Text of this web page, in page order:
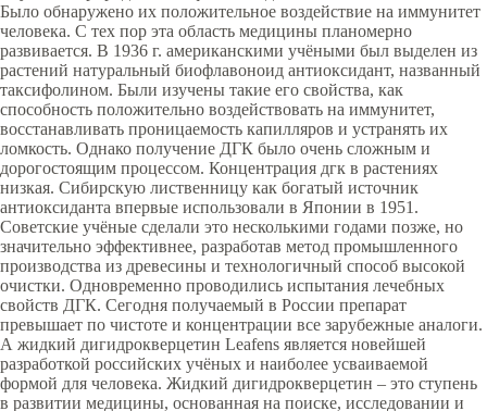
Было обнаружено их положительное воздействие на иммунитет
человека. С тех пор эта область медицины планомерно
развивается. В 1936 г. американскими учёными был выделен из
растений натуральный биофлавоноид антиоксидант, названный
таксифолином. Были изучены такие его свойства, как
способность положительно воздействовать на иммунитет,
восстанавливать проницаемость капилляров и устранять их
ломкость. Однако получение ДГК было очень сложным и
дорогостоящим процессом. Концентрация дгк в растениях
низкая. Сибирскую лиственницу как богатый источник
антиоксиданта впервые использовали в Японии в 1951.
Советские учёные сделали это несколькими годами позже, но
значительно эффективнее, разработав метод промышленного
производства из древесины и технологичный способ высокой
очистки. Одновременно проводились испытания лечебных
свойств ДГК. Сегодня получаемый в России препарат
превышает по чистоте и концентрации все зарубежные аналоги.
А жидкий дигидрокверцетин Leafens является новейшей
разработкой российских учёных и наиболее усваиваемой
формой для человека. Жидкий дигидрокверцетин – это ступень
в развитии медицины, основанная на поиске, исследовании и